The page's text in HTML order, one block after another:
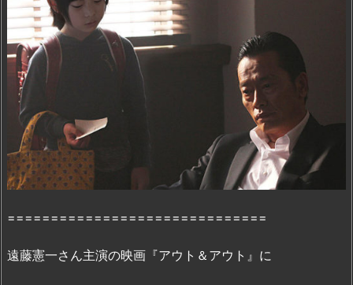
＆
ア
ウ
ト』
想・
見
ど
こ
2.
画
==============================
遠藤憲一さん主演の映画『アウト＆アウト』に